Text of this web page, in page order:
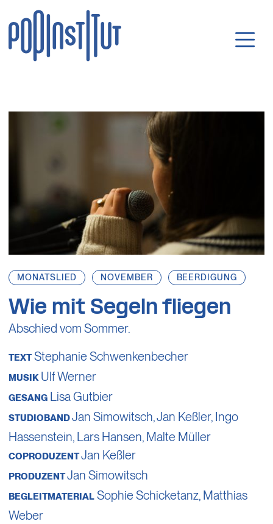
Direkt zum Inhalt wechseln
MONATSLIED NOVEMBER BEERDIGUNG
Wie mit Segeln fliegen
Abschied vom Sommer.
TEXT Stephanie Schwenkenbecher
MUSIK Ulf Werner
GESANG Lisa Gutbier
STUDIOBANDJan Simowitsch,Jan Keßler, Ingo
Hassenstein, Lars Hansen, Malte Müller
COPRODUZENTJan Keßler
PRODUZENTJan Simowitsch
BEGLEITMATERIAL Sophie Schicketanz, Matthias
Weber